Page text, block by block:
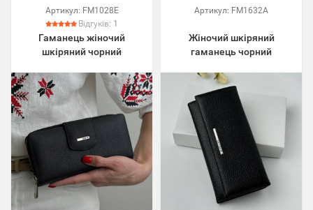
Артикул: FM1028E
Відгуків: 1
Гаманець жіночий
шкіряний чорний
Артикул: FM1632A
Жіночий шкіряний
гаманець чорний